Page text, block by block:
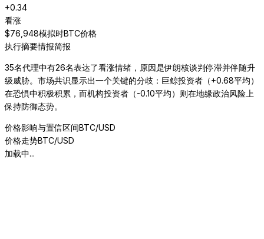
+0.34
看涨
$76,948模拟时BTC价格
执行摘要情报简报
35名代理中有26名表达了看涨情绪，原因是伊朗核谈判停滞并伴随升
级威胁。市场共识显示出一个关键的分歧：巨鲸投资者（+0.68平均）
在恐惧中积极积累，而机构投资者（-0.10平均）则在地缘政治风险上
保持防御态势。
价格影响与置信区间BTC/USD
价格走势BTC/USD
加载中...